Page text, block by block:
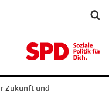
Zukunft und